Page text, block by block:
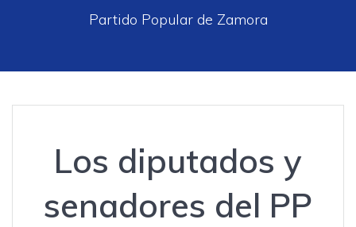
Partido Popular de Zamora
Los diputados y
senadores del PP